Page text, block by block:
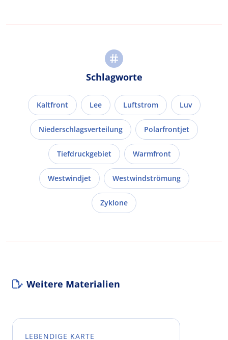
Schlagworte
Kaltfront Lee Luftstrom Luv
Niederschlagsverteilung Polarfrontjet
Tiefdruckgebiet Warmfront
Westwindjet Westwindströmung
Zyklone
Weitere Materialien
LEBENDIGE KARTE